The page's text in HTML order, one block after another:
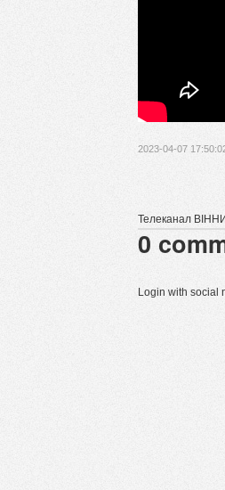
2023-04-07
Телеканал
0
Login with social